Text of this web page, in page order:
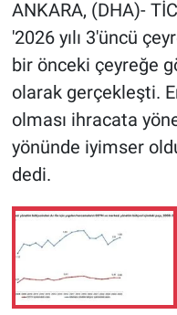
ANKARA, (DHA)-
'2026 yılı 3'üncü
bir önceki çeyreğe
olarak gerçekleşti.
olması ihracata
yönünde iyimser
dedi.